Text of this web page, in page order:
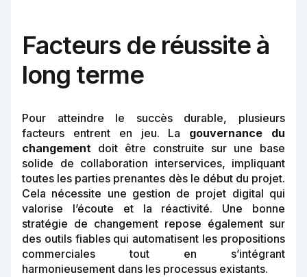
Facteurs de réussite à
long terme
Pour atteindre le succès durable, plusieurs
facteurs entrent en jeu. La gouvernance du
changement doit être construite sur une base
solide de collaboration interservices, impliquant
toutes les parties prenantes dès le début du projet.
Cela nécessite une gestion de projet digital qui
valorise l’écoute et la réactivité. Une bonne
stratégie de changement repose également sur
des outils fiables qui automatisent les propositions
commerciales tout en s’intégrant
harmonieusement dans les processus existants.